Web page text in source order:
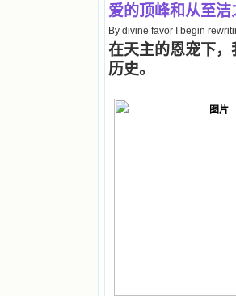
爱的顶峰和从至
By divine favor I begin
在天主的恩宠下
历史。